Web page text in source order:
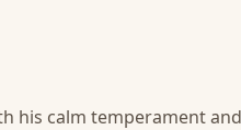
calm temperament